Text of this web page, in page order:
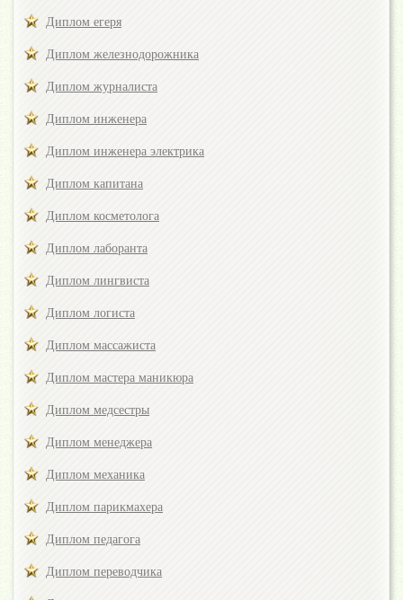
Диплом егеря
Диплом железнодорожника
Диплом журналиста
Диплом инженера
Диплом инженера электрика
Диплом капитана
Диплом косметолога
Диплом лаборанта
Диплом лингвиста
Диплом логиста
Диплом массажиста
Диплом мастера маникюра
Диплом медсестры
Диплом менеджера
Диплом механика
Диплом парикмахера
Диплом педагога
Диплом переводчика